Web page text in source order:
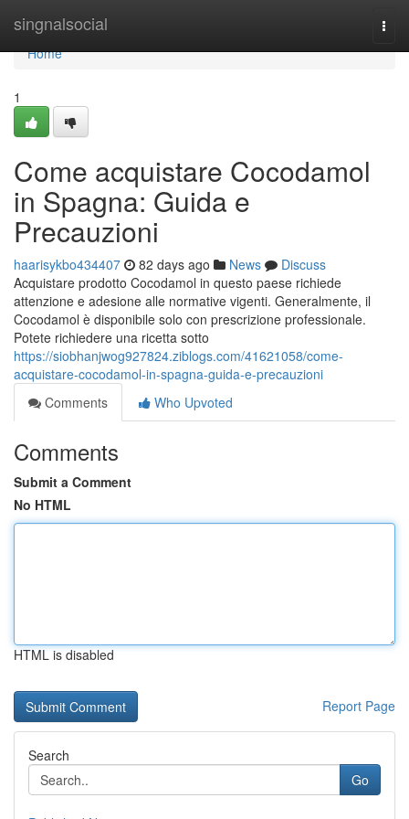
singnalsocial
Home
Home
1
Come acquistare Cocodamol
in Spagna: Guida e
Precauzioni
haarisykbo434407 82 days ago News
Discuss
Acquistare prodotto Cocodamol in questo paese richiede
attenzione e adesione alle normative vigenti. Generalmente, il
Cocodamol è disponibile solo con prescrizione professionale.
Potete richiedere una ricetta sotto
https://siobhanjwog927824.ziblogs.com/41621058/come-
acquistare-cocodamol-in-spagna-guida-e-precauzioni
Comments
Who Upvoted
Comments
Submit a Comment
No HTML
HTML is disabled
Report Page
Search
Go